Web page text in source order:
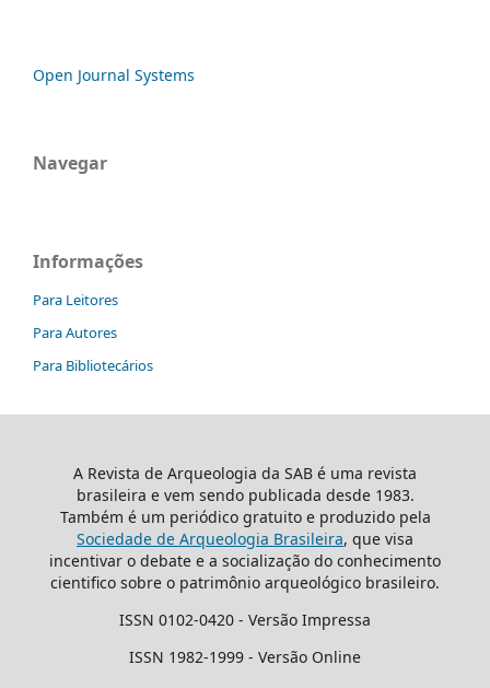
Open Journal Systems
Navegar
Informações
Para Leitores
Para Autores
Para Bibliotecários
A Revista de Arqueologia da SAB é uma revista
brasileira e vem sendo publicada desde 1983.
Também é um periódico gratuito e produzido pela
Sociedade de Arqueologia Brasileira, que visa
incentivar o debate e a socialização do conhecimento
cientifico sobre o patrimônio arqueológico brasileiro.
ISSN 0102-0420 - Versão Impressa
ISSN 1982-1999 - Versão Online